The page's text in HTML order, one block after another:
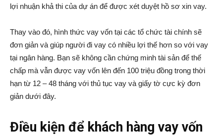
lợi nhuận khả thi của dự án để được xét duyệt hồ sơ xin vay.
Thay vào đó, hình thức vay vốn tại các tổ chức tài chính sẽ
đơn giản và giúp người đi vay có nhiều lợi thế hơn so với vay
tại ngân hàng. Bạn sẽ không cần chứng minh tài sản để thế
chấp mà vẫn được vay vốn lên đến 100 triệu đồng trong thời
hạn từ 12 – 48 tháng với thủ tục vay và giấy tờ cực kỳ đơn
giản dưới đây.
Điều kiện để khách hàng vay vốn